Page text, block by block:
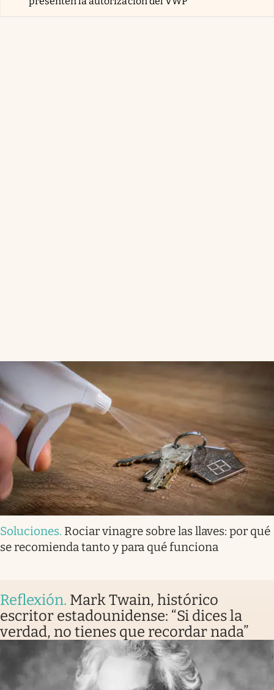
Soluciones. Rociar vinagre sobre las llaves: por qué
se recomienda tanto y para qué funciona
Reflexión. Mark Twain, histórico
escritor estadounidense: “Si dices la
verdad, no tienes que recordar nada”